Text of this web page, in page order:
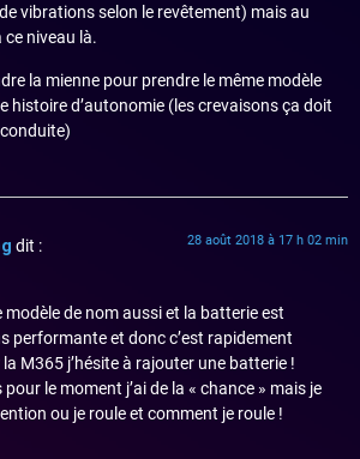
vibrations selon le revêtement) mais au
ce niveau là.
la mienne pour prendre le même modèle
histoire d’autonomie (les crevaisons ça doit
dit : 28 août 2018 à 17 h 02 min
modèle de nom aussi et la batterie est
performante et donc c’est rapidement
M365 j’hésite à rajouter une batterie !
le moment j’ai de la « chance » mais je
ou je roule et comment je roule !